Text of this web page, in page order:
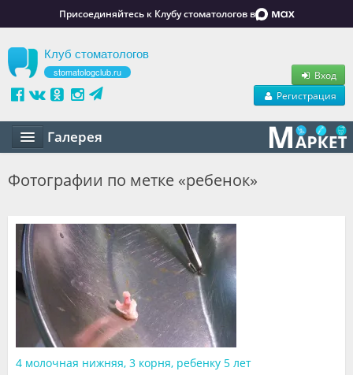
Присоединяйтесь к Клубу стоматологов в
Клуб стоматологов
stomatologclub.ru
Вход
Регистрация
Галерея
Обучение
Вакансии
Резюме
Объявления
Видео
Фотографии по метке «ребенок»
4 молочная нижняя, 3 корня, ребенку 5 лет